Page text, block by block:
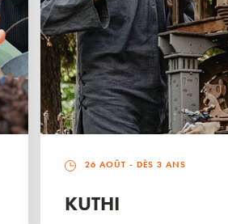
26 AOÛT - DÈS 3 ANS
KUTHI